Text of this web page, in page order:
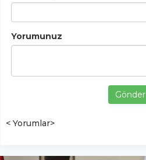
Yorumunuz
Gönder
< Yorumlar>